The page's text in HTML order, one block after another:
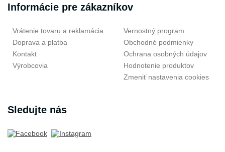
Informácie pre zákazníkov
Vrátenie tovaru a reklamácia
Doprava a platba
Kontakt
Výrobcovia
Vernostný program
Obchodné podmienky
Ochrana osobných údajov
Hodnotenie produktov
Zmeniť nastavenia cookies
Sledujte nás